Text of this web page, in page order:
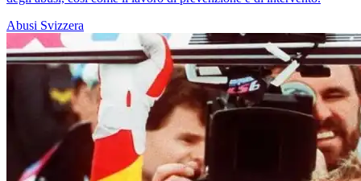
Abusi Svizzera